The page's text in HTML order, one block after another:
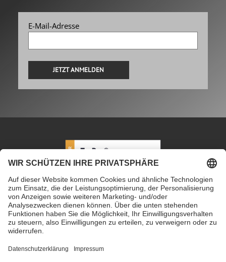
E-Mail-Adresse
PETEC Verbindungstechnik GmbH | Wüstenbuch 26
96132 Schlüsselfeld | Deutschland | +49 9555 80994
0 | info@petec.de